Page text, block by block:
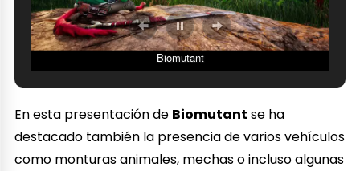
Biomutant
En esta presentación de Biomutant se ha
destacado también la presencia de varios vehículos
como monturas animales, mechas o incluso algunas